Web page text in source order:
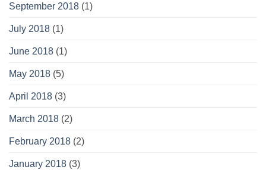
September 2018 (1)
July 2018 (1)
June 2018 (1)
May 2018 (5)
April 2018 (3)
March 2018 (2)
February 2018 (2)
January 2018 (3)